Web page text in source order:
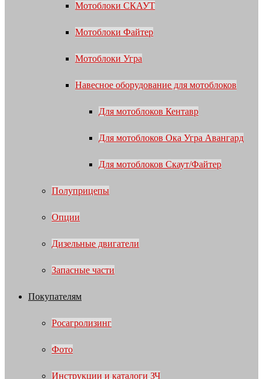
Мотоблоки СКАУТ
Мотоблоки Файтер
Мотоблоки Угра
Навесное оборудование для мотоблоков
Для мотоблоков Кентавр
Для мотоблоков Ока Угра Авангард
Для мотоблоков Скаут/Файтер
Полуприцепы
Опции
Дизельные двигатели
Запасные части
Покупателям
Росагролизинг
Фото
Инструкции и каталоги ЗЧ